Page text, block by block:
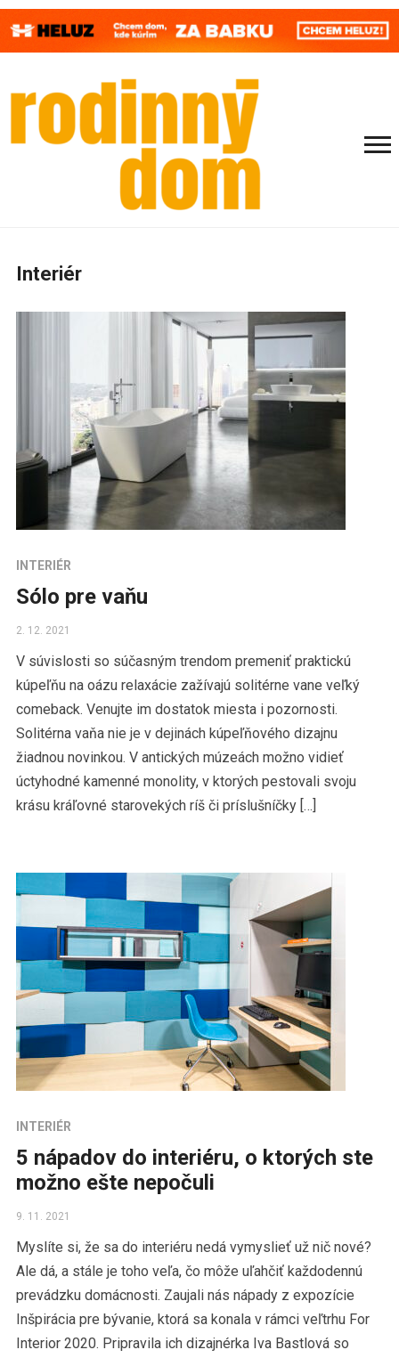
Interiér
INTERIÉR
Sólo pre vaňu
2. 12. 2021
V súvislosti so súčasným trendom premeniť praktickú
kúpeľňu na oázu relaxácie zažívajú solitérne vane veľký
comeback. Venujte im dostatok miesta i pozornosti.
Solitérna vaňa nie je v dejinách kúpeľňového dizajnu
žiadnou novinkou. V antických múzeách možno vidieť
úctyhodné kamenné monolity, v ktorých pestovali svoju
krásu kráľovné starovekých ríš či príslušníčky […]
INTERIÉR
5 nápadov do interiéru, o ktorých ste
možno ešte nepočuli
9. 11. 2021
Myslíte si, že sa do interiéru nedá vymyslieť už nič nové?
Ale dá, a stále je toho veľa, čo môže uľahčiť každodennú
prevádzku domácnosti. Zaujali nás nápady z expozície
Inšpirácia pre bývanie, ktorá sa konala v rámci veľtrhu For
Interior 2020. Pripravila ich dizajnérka Iva Bastlová so